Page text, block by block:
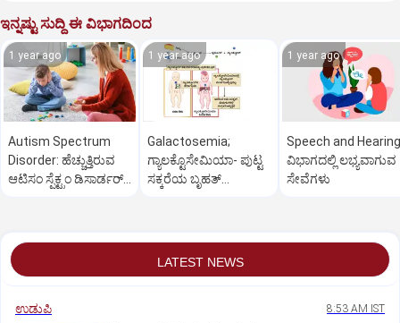
ಇನ್ನಷ್ಟು ಸುದ್ದಿ ಈ ವಿಭಾಗದಿಂದ
1 year ago
Autism Spectrum
Disorder: ಹೆಚ್ಚುತ್ತಿರುವ
ಆಟಿಸಂ ಸ್ಪೆಕ್ಟ್ರಂ ಡಿಸಾರ್ಡರ್‌
1 year ago
Galactosemia;
ಗ್ಯಾಲಕ್ಟೊಸೇಮಿಯಾ- ಪುಟ್ಟ
ಸಕ್ಕರೆಯ ಬೃಹತ್‌
1 year ago
Speech and Hearing
ವಿಭಾಗದಲ್ಲಿ ಲಭ್ಯವಾಗುವ
ಸೇವೆಗಳು
LATEST NEWS
ಉಡುಪಿ 8:53 AM IST